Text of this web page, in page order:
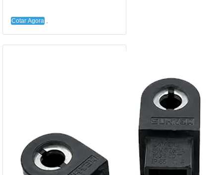
Cotar Agora